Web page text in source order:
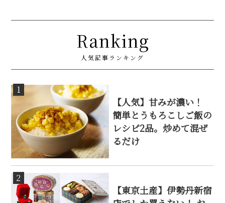
Ranking
人気記事ランキング
1
【人気】甘みが濃い！
簡単とうもろこしご飯の
レシピ2品。炒めて混ぜ
るだけ
2
【東京土産】伊勢丹新宿